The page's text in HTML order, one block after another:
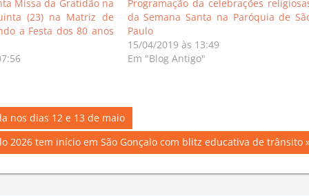
Missa da Gratidão na
(23) na Matriz de
a Festa dos 80 anos
Programação da celebrações
da Semana Santa na Paróquia de
Paulo
15/04/2019 às 13:49
Em "Blog Antigo"
nos dias 12 e 13 de maio
2026 tem início em São Gonçalo com blitz educativa de trânsito